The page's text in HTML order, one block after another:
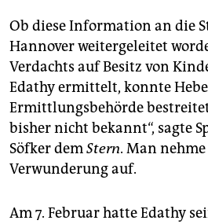
Ob diese Information an die
Hannover weitergeleitet
Verdachts auf Besitz von
Edathy ermittelt, konnte
Ermittlungsbehörde
bisher nicht bekannt“, sagte
Söfker demStern. Man
Verwunderung auf.
Am 7. Februar hatte Edathy